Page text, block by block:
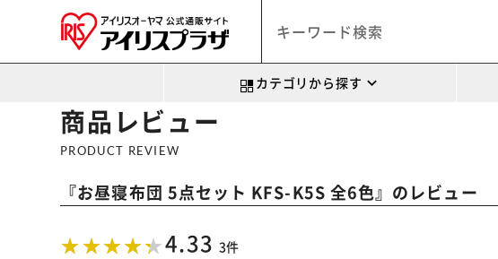
カテゴリから探す
商品レビュー
PRODUCT REVIEW
『お昼寝布団 5点セット KFS-K5S 全6色』のレビュー
4.33 3件